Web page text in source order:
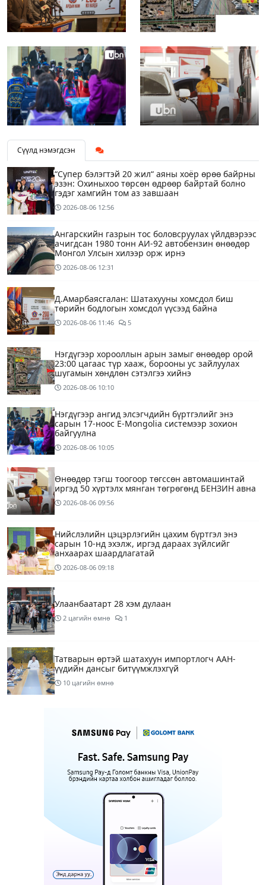
Сүүлд нэмэгдсэн
“Супер бэлэгтэй 20 жил“ аяны хоёр өрөө байрны
эзэн: Охиныхоо төрсөн өдрөөр байртай болно
гэдэг хамгийн том аз завшаан
2026-08-06 12:56
Ангарскийн газрын тос боловсруулах үйлдвэрээс
ачигдсан 1980 тонн АИ-92 автобензин өнөөдөр
Монгол Улсын хилээр орж ирнэ
2026-08-06 12:31
Д.Амарбаясгалан: Шатахууны хомсдол биш
төрийн бодлогын хомсдол үүсээд байна
2026-08-06 11:46 5
Нэгдүгээр хорооллын арын замыг өнөөдөр орой
23:00 цагаас түр хааж, борооны ус зайлуулах
шугамын хөндлөн сэтэлгээ хийнэ
2026-08-06 10:10
Нэгдүгээр ангид элсэгчдийн бүртгэлийг энэ
сарын 17-ноос E-Mongolia системээр зохион
байгуулна
2026-08-06 10:05
Өнөөдөр тэгш тоогоор төгссөн автомашинтай
иргэд 50 хүртэлх мянган төгрөгөнд БЕНЗИН авна
2026-08-06 09:56
Нийслэлийн цэцэрлэгийн цахим бүртгэл энэ
сарын 10-нд эхэлж, иргэд дараах зүйлсийг
анхаарах шаардлагатай
2026-08-06 09:18
Улаанбаатарт 28 хэм дулаан
2 цагийн өмнө 1
Татварын өртэй шатахуун импортлогч ААН-
үүдийн дансыг битүүмжлэхгүй
10 цагийн өмнө
үүлтэй
Шатахууны хомсдолтой холбогдуулан онцын
шаардлагагүй бол Монгол Улсад аялахгүй байхыг
АНУ-ын ЭСЯ-наас зөвлөжээ
“Аяллын газрын зураг”-ийн хэвлэмэл хувилбар
Голомт банкны салбаруудад түгээгдлээ
15 цагийн өмнө 1